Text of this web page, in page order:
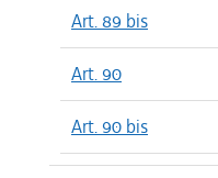
Art. 89 bis
Art. 90
Art. 90 bis